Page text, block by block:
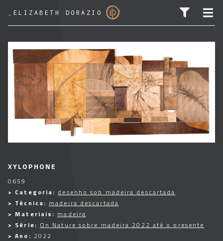
ELIZABETH DORAZIO
PESQUISAR POR:
XYLOPHONE
0659
> Categoria: desenho sob madeira descartada
> Técnica: madeira descartada
> Materiais: madeira
> Série: On Nature sobre madeira 2022 até o presente
> Ano: 2022